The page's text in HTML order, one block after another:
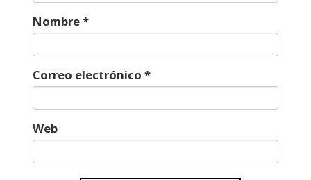
Nombre*
Correo electrónico *
Web